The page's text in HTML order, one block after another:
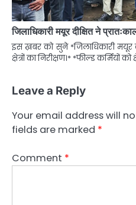
जिलाधिकारी मयूर दीक्षित ने
इस ख़बर को सुने *जिलाधिकारी मयूर
क्षेत्रों का निरीक्षण।* *फील्ड कर्मियों को
Leave a Reply
Your email address will
fields are marked *
Comment *